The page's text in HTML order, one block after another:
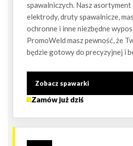
spawalniczych. Nasz asortyment
elektrody, druty spawalnicze,
ochronne i inne niezbędne
PromoWeld masz pewność, że
będzie gotowy do precyzyjnej i
Zobacz spawarki
Zamów już dziś